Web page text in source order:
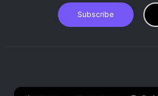
Subscribe